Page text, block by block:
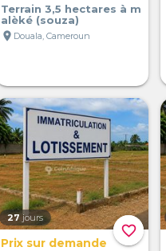
Terrain 3,5 hectares à m
alèké (souza)
location_on Douala, Cameroun
favorite_border
27 jours
Prix sur demande